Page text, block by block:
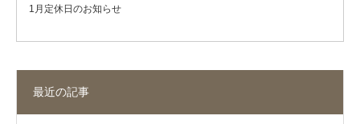
1月定休日のお知らせ
最近の記事